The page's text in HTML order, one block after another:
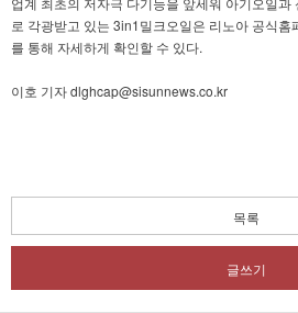
로 각광받고 있는 3in1밀크오일은 리노아 공식
를 통해 자세하게 확인할 수 있다.
이호 기자 dlghcap@sisunnews.co.kr
목록
글쓰기